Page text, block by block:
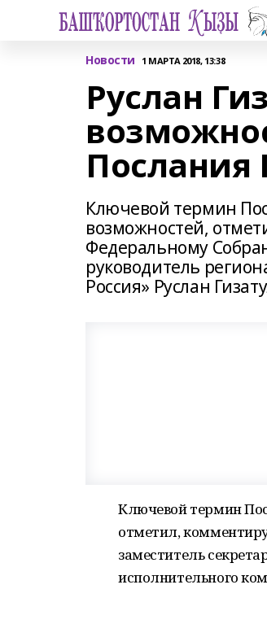
Новости 1 МАРТА 2018, 13:38
Руслан
Послания
Ключевой термин
возможностей,
Федеральному
руководитель
Россия» Руслан
Ключевой термин
отметил,
заместитель
исполнительного